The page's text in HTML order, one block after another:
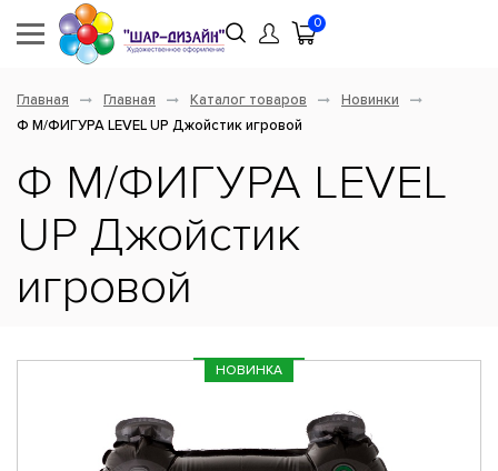
0
Главная Главная Каталог товаров
Новинки
Ф М/ФИГУРА LEVEL UP Джойстик игровой
Ф М/ФИГУРА LEVEL
UP Джойстик
игровой
НОВИНКА